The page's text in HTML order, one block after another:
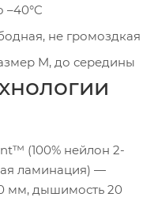
–40°C
не громоздкая
M, до середины
(100% нейлон 2-
ламинация) —
мм, дышимость 20